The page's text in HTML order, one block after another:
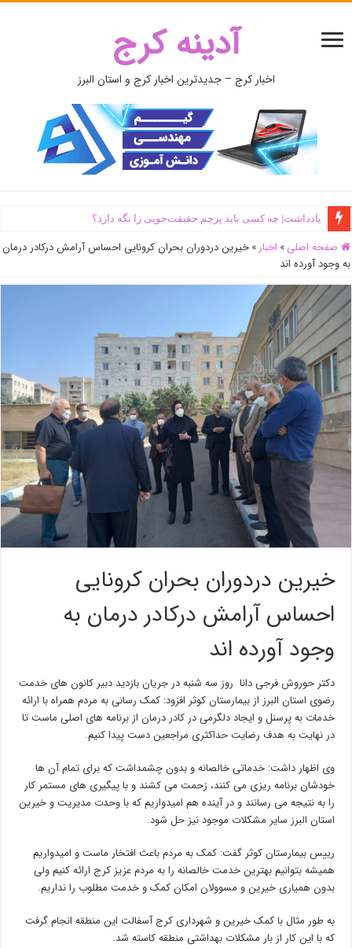
آدینه کرج
اخبار کرج – جدیدترین اخبار کرج و استان البرز
یادداشت| ‌چه کسی باید پرچم حقیقت‌جویی را نگه دارد؟
صفحه اصلی » اخبار » خیرین دردوران بحران کرونایی احساس آرامش درکادر درمان
به وجود آورده اند
خیرین دردوران بحران کرونایی
احساس آرامش درکادر درمان به
وجود آورده اند
دکتر حوروش فرجی دانا روز سه شنبه در جریان بازدید دبیر کانون های خدمت
رضوی استان البرز از بیمارستان کوثر افزود: کمک رسانی به مردم همراه با ارائه
خدمات به پرسنل و ایجاد دلگرمی در کادر درمان از برنامه های اصلی ماست تا
در نهایت به هدف رضایت حداکثری مراجعین دست پیدا کنیم.
وی اظهار داشت: خدماتی خالصانه و بدون چشمداشت که برای تمام آن ها
خودشان برنامه ریزی می کنند، زحمت می کشند و با پیگیری های مستمر کار
را به نتیجه می رسانند و در آینده هم امیدواریم که با وحدت مدیریت و خیرین
استان البرز سایر مشکلات موجود نیز حل شود.
رییس بیمارستان کوثر گفت: کمک به مردم باعث افتخار ماست و امیدواریم
همیشه بتوانیم بهترین خدمت خالصانه را به مردم عزیز کرج ارائه کنیم ولی
بدون همیاری خیرین و مسوولان امکان کمک و خدمت مطلوب را نداریم.
به طور مثال با کمک خیرین و شهرداری کرج آسفالت این منطقه انجام گرفت
که با این کار از بار مشکلات بهداشتی منطقه کاسته شد.